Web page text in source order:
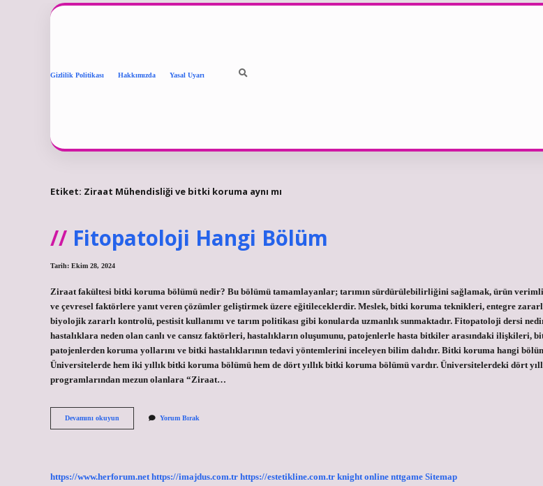
Gizlilik Politikası Hakkımızda Yasal Uyarı
Etiket: Ziraat Mühendisliği ve bitki koruma aynı mı
Fitopatoloji Hangi Bölüm
Tarih: Ekim 28, 2024
Ziraat fakültesi bitki koruma bölümü nedir? Bu bölümü tamamlayanlar; tarımın sürdürülebilirliğini sağlamak, ürün
ve çevresel faktörlere yanıt veren çözümler geliştirmek üzere eğitileceklerdir. Meslek, bitki koruma teknikleri, entegre
biyolojik zararlı kontrolü, pestisit kullanımı ve tarım politikası gibi konularda uzmanlık sunmaktadır. Fitopatoloji dersi
hastalıklara neden olan canlı ve cansız faktörleri, hastalıkların oluşumunu, patojenlerle hasta bitkiler arasındaki ilişkileri,
patojenlerden koruma yollarını ve bitki hastalıklarının tedavi yöntemlerini inceleyen bilim dalıdır. Bitki koruma hangi
Üniversitelerde hem iki yıllık bitki koruma bölümü hem de dört yıllık bitki koruma bölümü vardır. Üniversitelerdeki dört
programlarından mezun olanlara “Ziraat…
Devamını okuyun Fitopatoloji
Hangi
Yorum Bırak
https://www.herforum.net https://imajdus.com.tr https://estetikline.com.tr knight online nttgame Sitemap